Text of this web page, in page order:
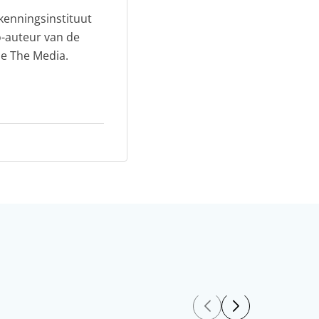
auteur van de
The Media.